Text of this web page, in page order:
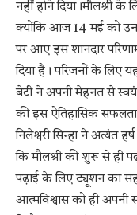
नहीं होने दिया।मौलश्री
क्योंकि आज 14 मई को
पर आए इस शानदार
दिया है। परिजनों के लिए
बेटी ने अपनी मेहनत से
की इस ऐतिहासिक सफलता
निलेश्वरी सिन्हा ने अत्यंत
कि मौलश्री की शुरू से ही
पढ़ाई के लिए ट्यूशन का
आत्मविश्वास को ही अपनी